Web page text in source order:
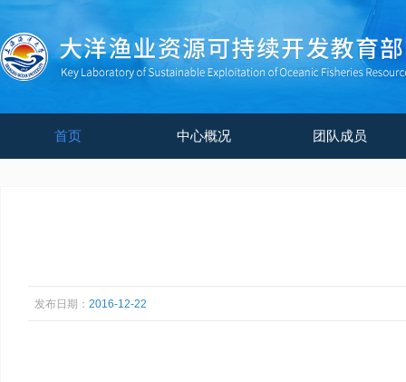
首页 中心概况 团队成员
发布日期： 2016-12-22